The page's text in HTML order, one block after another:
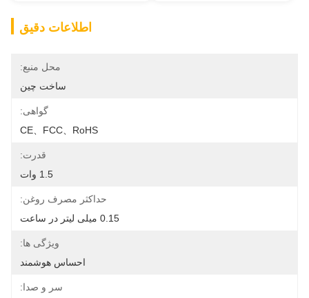
اطلاعات دقیق
محل منبع:
ساخت چین
گواهی:
CE、FCC、RoHS
قدرت:
1.5 وات
حداکثر مصرف روغن:
0.15 میلی لیتر در ساعت
ویژگی ها:
احساس هوشمند
سر و صدا: